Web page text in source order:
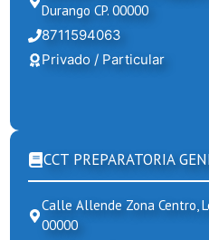
Durango CP. 00000
8711594063
Privado / Particular
CCT PREPARATORIA
Calle Allende Zona Centro,
00000